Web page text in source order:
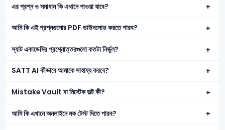
এর প্রশ্ন ও সমাধান কি এখানে পাওয়া যাবে?
আমি কি এই প্রশ্নগুলোর PDF ডাউনলোড করতে পারব?
স্যাট একাডেমির প্রশ্নোত্তরগুলো কতটা নির্ভুল?
SATT AI কীভাবে আমাকে সাহায্য করবে?
Mistake Vault বা মিস্টেক ভল্ট কী?
আমি কি এখানে অনলাইনে মক টেস্ট দিতে পারব?